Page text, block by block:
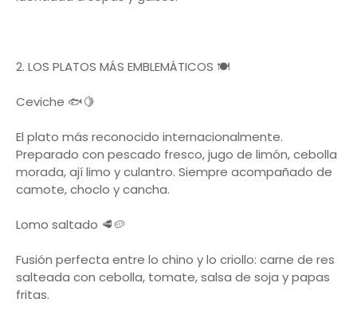
2. LOS PLATOS MÁS EMBLEMÁTICOS 🍽️
Ceviche 🐟🍋
El plato más reconocido internacionalmente.
Preparado con pescado fresco, jugo de limón, cebolla
morada, ají limo y culantro. Siempre acompañado de
camote, choclo y cancha.
Lomo saltado 🥩🥔
Fusión perfecta entre lo chino y lo criollo: carne de res
salteada con cebolla, tomate, salsa de soja y papas
fritas.